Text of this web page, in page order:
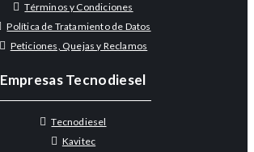
Términos y Condiciones
Política de Tratamiento de Datos
Peticiones, Quejas y Reclamos
Empresas Tecnodiesel
Tecnodiesel
Kavitec